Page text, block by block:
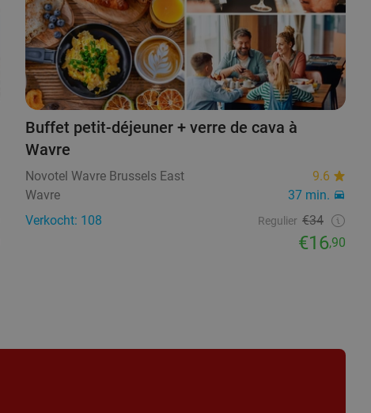
Buffet petit-déjeuner + verre de cava à
Wavre
Novotel Wavre Brussels East
9.6
Wavre
37 min.
Verkocht: 108
Regulier €34
€16,90